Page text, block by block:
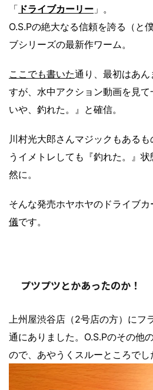
「 ドライブカーリー 」。
O.S.Pの絶大なる信頼を誇る（と
ブシリーズの最新作ワーム。
ここでも書いた通り、最初はあ
すが、水中アクション動画を見て
いや、釣れた。』と確信。
川村光大郎さんマジックもある
うイメトレしても『釣れた。』
然に。
そんな発売ホヤホヤのドライブカ
儀です。
プツプツとかあったのか！
上州屋渋谷店（2号店の方）にフ
通にありました。O.S.Pのその他
ので、あやうくスルーところでし